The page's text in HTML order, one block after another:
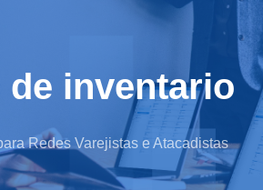
de inventario
Redes Varejistas e Atacadistas